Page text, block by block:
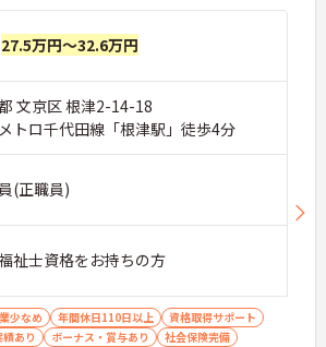
27.5万円～32.6万円
文京区 根津2-14-18
トロ千代田線「根津駅」徒歩4分
(正職員)
祉士資格をお持ちの方
少なめ 年間休日110日以上
資格取得サポート
あり
ボーナス・賞与あり 社会保険完備